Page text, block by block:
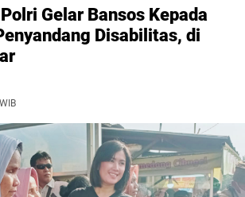
Gelar Bansos Kepada
Disabilitas, di